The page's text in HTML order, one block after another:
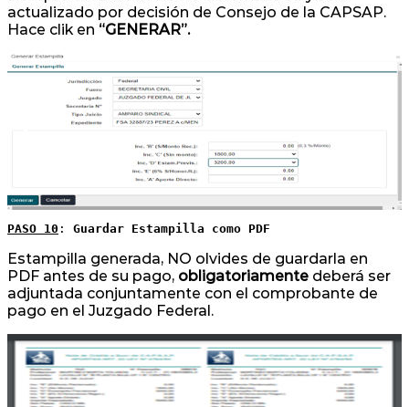
actualizado por decisión de Consejo de la CAPSAP.
Hace clik en “GENERAR”.
PASO 10 : Guardar Estampilla como PDF
Estampilla generada, NO olvides de guardarla en
PDF antes de su pago, obligatoriamente deberá ser
adjuntada conjuntamente con el comprobante de
pago en el Juzgado Federal.